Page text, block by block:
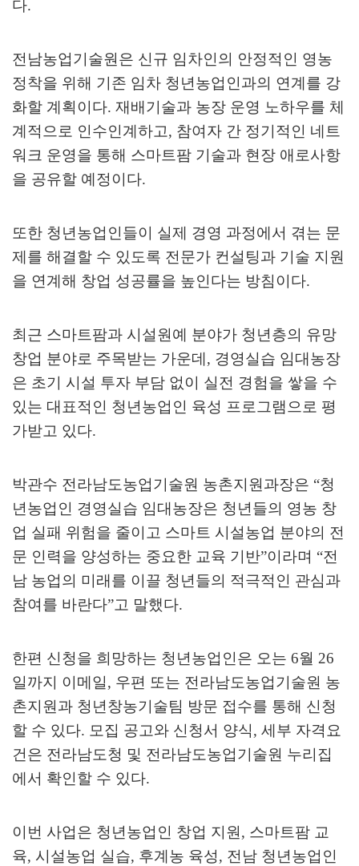
다.
전남농업기술원은 신규 임차인의 안정적인 영농
정착을 위해 기존 임차 청년농업인과의 연계를 강
화할 계획이다. 재배기술과 농장 운영 노하우를 체
계적으로 인수인계하고, 참여자 간 정기적인 네트
워크 운영을 통해 스마트팜 기술과 현장 애로사항
을 공유할 예정이다.
또한 청년농업인들이 실제 경영 과정에서 겪는 문
제를 해결할 수 있도록 전문가 컨설팅과 기술 지원
을 연계해 창업 성공률을 높인다는 방침이다.
최근 스마트팜과 시설원예 분야가 청년층의 유망
창업 분야로 주목받는 가운데 , 경영실습 임대농장
은 초기 시설 투자 부담 없이 실전 경험을 쌓을 수
있는 대표적인 청년농업인 육성 프로그램으로 평
가받고 있다.
박관수 전라남도농업기술원 농촌지원과장은 “청
년농업인 경영실습 임대농장은 청년들의 영농 창
업 실패 위험을 줄이고 스마트 시설농업 분야의 전
문 인력을 양성하는 중요한 교육 기반”이라며 “전
남 농업의 미래를 이끌 청년들의 적극적인 관심과
참여를 바란다”고 말했다.
한편 신청을 희망하는 청년농업인은 오는 6월 26
일까지 이메일, 우편 또는 전라남도농업기술원 농
촌지원과 청년창농기술팀 방문 접수를 통해 신청
할 수 있다. 모집 공고와 신청서 양식, 세부 자격요
건은 전라남도청 및 전라남도농업기술원 누리집
에서 확인할 수 있다.
이번 사업은 청년농업인 창업 지원, 스마트팜 교
육, 시설농업 실습, 후계농 육성, 전남 청년농업인